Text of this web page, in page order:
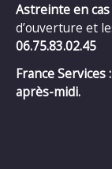
Astreinte en cas
d’ouverture et
06.75.83.02.45
France
après-midi.